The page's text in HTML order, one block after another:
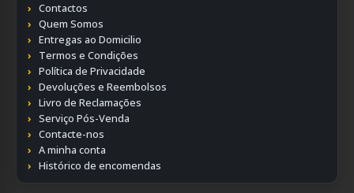
Contactos
Quem Somos
Entregas ao Domicilio
Termos e Condições
Política de Privacidade
Devoluções e Reembolsos
Livro de Reclamações
Serviço Pós-Venda
Contacte-nos
A minha conta
Histórico de encomendas